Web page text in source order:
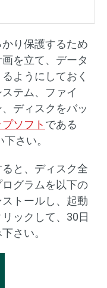
り保護するため
を立て、データ
ようにしておく
テム、ファイ
ディスクをバッ
ソフト である
さい。
と、ディスク全
グラムを以下の
トールし、起動
リックして、30日
さい。